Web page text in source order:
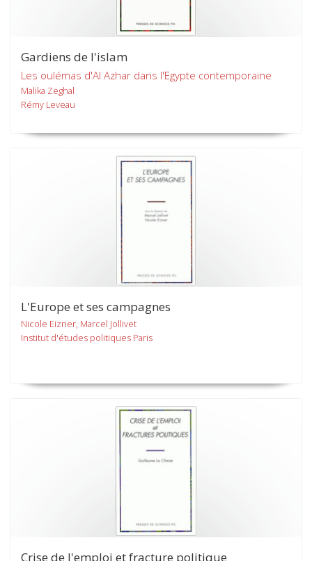
Gardiens de l'islam
Les oulémas d'Al Azhar dans l'Egypte contemporaine
Malika Zeghal
Rémy Leveau
L'Europe et ses campagnes
Nicole Eizner, Marcel Jollivet
Institut d'études politiques Paris
Crise de l'emploi et fracture politique